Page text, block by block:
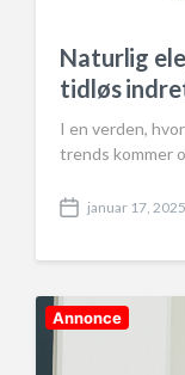
Naturlig
tidløs
I en verden,
trends kommer
P
s
d
a
januar 17, 2025
Annonce